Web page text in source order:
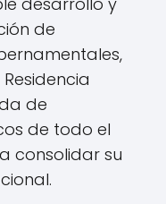
de
de
de todo el
consolidar su